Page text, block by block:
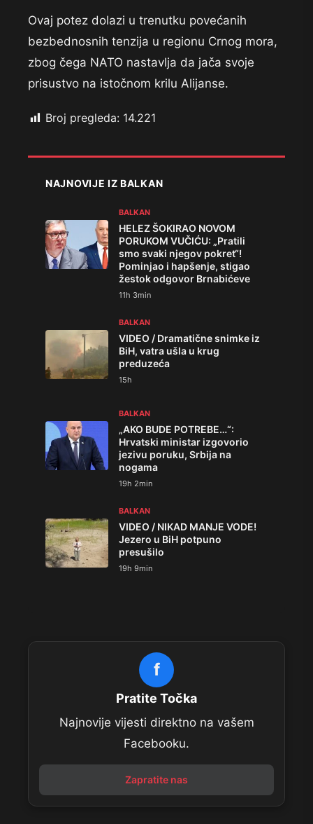
Ovaj potez dolazi u trenutku povećanih
bezbednosnih tenzija u regionu Crnog mora,
zbog čega NATO nastavlja da jača svoje
prisustvo na istočnom krilu Alijanse.
Broj pregleda: 14.221
NAJNOVIJE IZ BALKAN
BALKAN
HELEZ ŠOKIRAO NOVOM
PORUKOM VUČIĆU: „Pratili
smo svaki njegov pokret“!
Pominjao i hapšenje, stigao
žestok odgovor Brnabićeve
11h 3min
BALKAN
VIDEO / Dramatične snimke iz
BiH, vatra ušla u krug
preduzeća
15h
BALKAN
„AKO BUDE POTREBE…“:
Hrvatski ministar izgovorio
jezivu poruku, Srbija na
nogama
19h 2min
BALKAN
VIDEO / NIKAD MANJE VODE!
Jezero u BiH potpuno
presušilo
19h 9min
f
Pratite Točka
Najnovije vijesti direktno na vašem
Facebooku.
Zapratite nas